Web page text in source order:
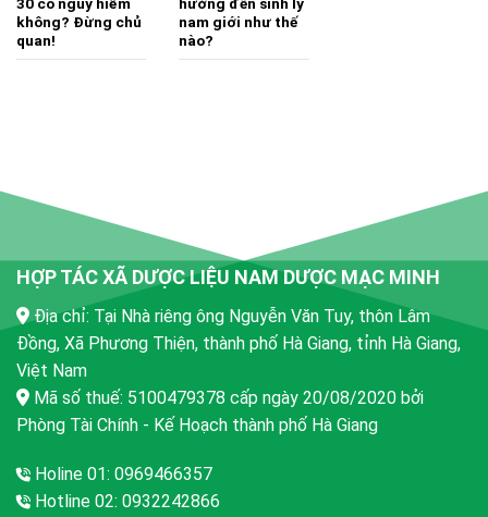
không? Đừng chủ
quan!
nam giới như thế
nào?
HỢP TÁC XÃ DƯỢC LIỆU NAM DƯỢC MẠC MINH
Địa chỉ: Tại Nhà riêng ông Nguyễn Văn Tuy, thôn Lâm
Đồng, Xã Phương Thiện, thành phố Hà Giang, tỉnh Hà Giang,
Việt Nam
Mã số thuế: 5100479378 cấp ngày 20/08/2020 bởi
Phòng Tài Chính - Kế Hoạch thành phố Hà Giang
Holine 01: 0969466357
Hotline 02: 0932242866